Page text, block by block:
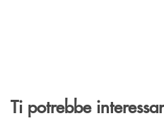
Ti potrebbe